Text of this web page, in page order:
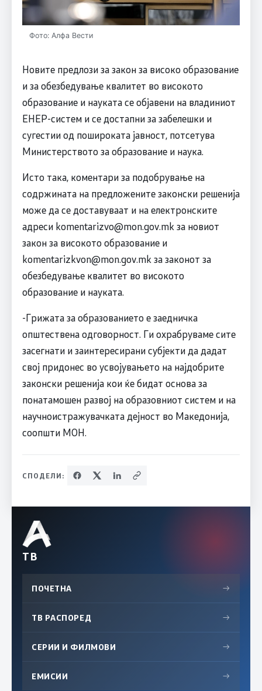
Фото: Алфа Вести
Новите предлози за закон за високо образование
и за обезбедување квалитет во високото
образование и науката се објавени на владиниот
ЕНЕР-систем и се достапни за забелешки и
сугестии од пошироката јавност, потсетува
Министерството за образование и наука.
Исто така, коментари за подобрување на
содржината на предложените законски решенија
може да се доставуваат и на електронските
адреси komentarizvo@mon.gov.mk за новиот
закон за високото образование и
komentarizkvon@mon.gov.mk за законот за
обезбедување квалитет во високото
образование и науката.
-Грижата за образованието е заедничка
општествена одговорност. Ги охрабруваме сите
засегнати и заинтересирани субјекти да дадат
свој придонес во усвојувањето на најдобрите
законски решенија кои ќе бидат основа за
понатамошен развој на образовниот систем и на
научноистражувачката дејност во Македонија,
соопшти МОН.
СПОДЕЛИ:
ТВ
ПОЧЕТНА →
ТВ РАСПОРЕД →
СЕРИИ И ФИЛМОВИ →
ЕМИСИИ →